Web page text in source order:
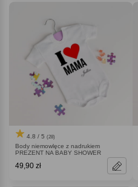
4.8 / 5 (28)
Body niemowlęce z nadrukiem
PREZENT NA BABY SHOWER
49,90 zł